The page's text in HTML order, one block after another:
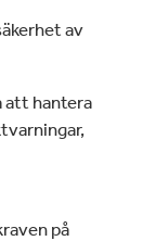
av
att hantera
på